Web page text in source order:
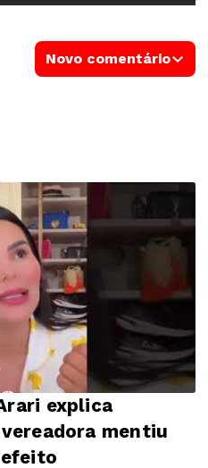
explica
mentiu
Novo comentário